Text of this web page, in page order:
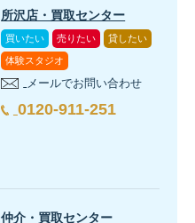
所沢店・買取センター
買いたい 売りたい 貸したい
体験スタジオ
メールでお問い合わせ
0120-911-251
仲介・買取センター